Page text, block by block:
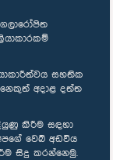
සහතික
අදාළ දත්ත
කිරීම සඳහා
වෙබ් අඩවිය
සිදු කරන්නෙමු.